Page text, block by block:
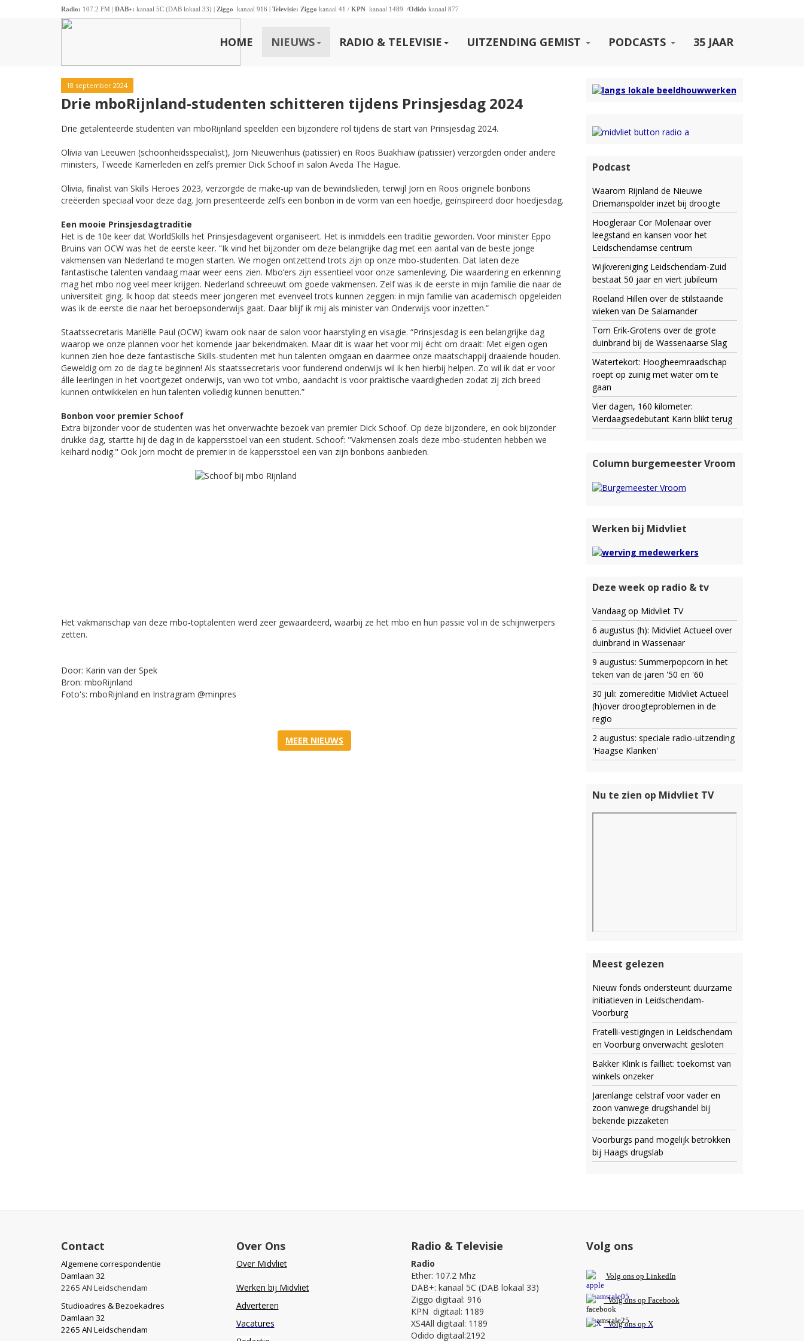
Radio: 107.2 FM | DAB+: kanaal 5C (DAB lokaal 33) | Ziggo kanaal 916 | Televisie: Ziggo kanaal 41 / KPN kanaal 1489 /Odido kanaal 877
HOME NIEUWS RADIO & TELEVISIE UITZENDING GEMIST PODCASTS 35 JAAR
18 september 2024
Drie mboRijnland-studenten schitteren tijdens Prinsjesdag 2024
Drie getalenteerde studenten van mboRijnland speelden een bijzondere rol tijdens de start van Prinsjesdag 2024.
Olivia van Leeuwen (schoonheidsspecialist), Jorn Nieuwenhuis (patissier) en Roos Buakhiaw (patissier) verzorgden onder andere
ministers, Tweede Kamerleden en zelfs premier Dick Schoof in salon Aveda The Hague.
Olivia, finalist van Skills Heroes 2023, verzorgde de make-up van de bewindslieden, terwijl Jorn en Roos originele bonbons
creëerden speciaal voor deze dag. Jorn presenteerde zelfs een bonbon in de vorm van een hoedje, geïnspireerd door hoedjesdag.
Een mooie Prinsjesdagtraditie
Het is de 10e keer dat WorldSkills het Prinsjesdagevent organiseert. Het is inmiddels een traditie geworden. Voor minister Eppo
Bruins van OCW was het de eerste keer. “Ik vind het bijzonder om deze belangrijke dag met een aantal van de beste jonge
vakmensen van Nederland te mogen starten. We mogen ontzettend trots zijn op onze mbo-studenten. Dat laten deze
fantastische talenten vandaag maar weer eens zien. Mbo’ers zijn essentieel voor onze samenleving. Die waardering en erkenning
mag het mbo nog veel meer krijgen. Nederland schreeuwt om goede vakmensen. Zelf was ik de eerste in mijn familie die naar de
universiteit ging. Ik hoop dat steeds meer jongeren met evenveel trots kunnen zeggen: in mijn familie van academisch opgeleiden
was ik de eerste die naar het beroepsonderwijs gaat. Daar blijf ik mij als minister van Onderwijs voor inzetten.”
Staatssecretaris Mariëlle Paul (OCW) kwam ook naar de salon voor haarstyling en visagie. “Prinsjesdag is een belangrijke dag
waarop we onze plannen voor het komende jaar bekendmaken. Maar dit is waar het voor mij écht om draait: Met eigen ogen
kunnen zien hoe deze fantastische Skills-studenten met hun talenten omgaan en daarmee onze maatschappij draaiende houden.
Geweldig om zo de dag te beginnen! Als staatssecretaris voor funderend onderwijs wil ik hen hierbij helpen. Zo wil ik dat er voor
álle leerlingen in het voortgezet onderwijs, van vwo tot vmbo, aandacht is voor praktische vaardigheden zodat zij zich breed
kunnen ontwikkelen en hun talenten volledig kunnen benutten.”
Bonbon voor premier Schoof
Extra bijzonder voor de studenten was het onverwachte bezoek van premier Dick Schoof. Op deze bijzondere, en ook bijzonder
drukke dag, startte hij de dag in de kappersstoel van een student. Schoof: "Vakmensen zoals deze mbo-studenten hebben we
keihard nodig." Ook Jorn mocht de premier in de kappersstoel een van zijn bonbons aanbieden.
Het vakmanschap van deze mbo-toptalenten werd zeer gewaardeerd, waarbij ze het mbo en hun passie vol in de schijnwerpers
zetten.
Door: Karin van der Spek
Bron: mboRijnland
Foto's: mboRijnland en Instragram @minpres
MEER NIEUWS
Podcast
Waarom Rijnland de Nieuwe
Driemanspolder inzet bij droogte
Hoogleraar Cor Molenaar over
leegstand en kansen voor het
Leidschendamse centrum
Wijkvereniging Leidschendam-Zuid
bestaat 50 jaar en viert jubileum
Roeland Hillen over de stilstaande
wieken van De Salamander
Tom Erik-Grotens over de grote
duinbrand bij de Wassenaarse Slag
Watertekort: Hoogheemraadschap
roept op zuinig met water om te
gaan
Vier dagen, 160 kilometer:
Vierdaagsedebutant Karin blikt terug
Column burgemeester Vroom
Werken bij Midvliet
Deze week op radio & tv
Vandaag op Midvliet TV
6 augustus (h): Midvliet Actueel over
duinbrand in Wassenaar
9 augustus: Summerpopcorn in het
teken van de jaren '50 en '60
30 juli: zomereditie Midvliet Actueel
(h)over droogteproblemen in de
regio
2 augustus: speciale radio-uitzending
'Haagse Klanken'
Nu te zien op Midvliet TV
Meest gelezen
Nieuw fonds ondersteunt duurzame
initiatieven in Leidschendam-
Voorburg
Fratelli-vestigingen in Leidschendam
en Voorburg onverwacht gesloten
Bakker Klink is failliet: toekomst van
winkels onzeker
Jarenlange celstraf voor vader en
zoon vanwege drugshandel bij
bekende pizzaketen
Voorburgs pand mogelijk betrokken
bij Haags drugslab
Contact
Algemene correspondentie
Damlaan 32
2265 AN Leidschendam
Studioadres & Bezoekadres
Damlaan 32
2265 AN Leidschendam
Over Ons
Over Midvliet
Werken bij Midvliet
Adverteren
Vacatures
Radio & Televisie
Radio
Ether: 107.2 Mhz
DAB+: kanaal 5C (DAB lokaal 33)
Ziggo digitaal: 916
KPN digitaal: 1189
XS4All digitaal: 1189
Odido digitaal:2192
Volg ons
Volg ons op LinkedIn
Volg ons op Facebook
Volg ons op X